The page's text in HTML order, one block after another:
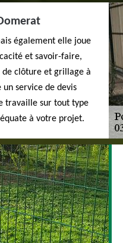
également elle joue
et savoir-faire,
de clôture et grillage à
service de devis
travaille sur tout type
à votre projet.